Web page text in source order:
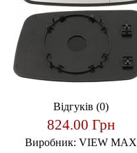
Відгуків (0)
824.00 Грн
Виробник: VIEW MAX